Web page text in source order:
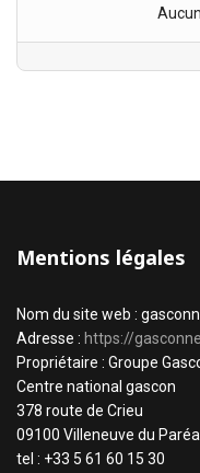
Mentions légales
Nom du site web :
Adresse : https://
Propriétaire : Groupe
Centre national gascon
378 route de Crieu
09100 Villeneuve du
tel : +33 5 61 60 15 30